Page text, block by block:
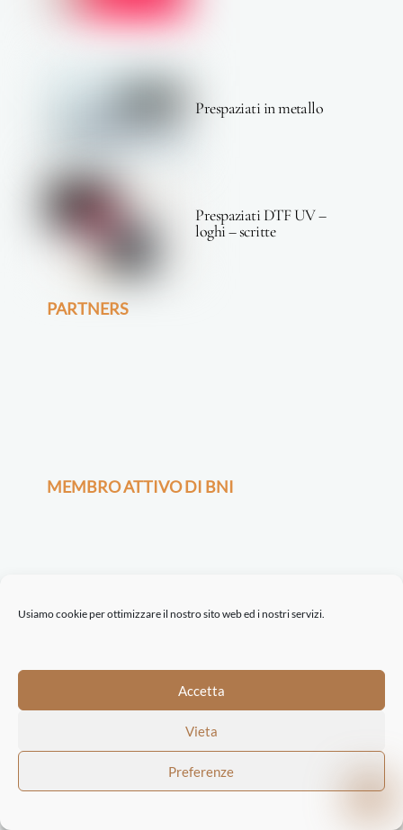
Usiamo cookie per ottimizzare il nostro sito web ed i nostri servizi.
Accetta
Vieta
Preferenze
Prespaziati in metallo
Prespaziati DTF UV –
loghi – scritte
PARTNERS
MEMBRO ATTIVO DI BNI
CERTIFICAZIONI
©2021-22 ETINASTRO srl | Via Serio, 32 | 24021 Albino BG | REA BG 443722
| P.I. 04198160162 |Trasparenza|Privacy Policy|Cookie Policy| Concept